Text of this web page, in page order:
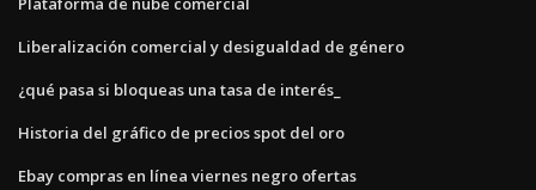
Liberalización comercial y desigualdad de género
¿qué pasa si bloqueas una tasa de interés_
Historia del gráfico de precios spot del oro
Ebay compras en línea viernes negro ofertas